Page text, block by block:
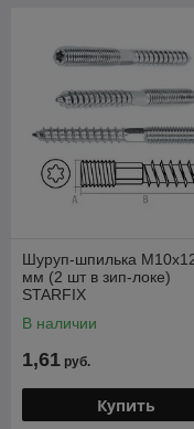
Шуруп-шпилька
мм (2 шт в зип-локе)
STARFIX
В наличии
1,61 руб.
Купить